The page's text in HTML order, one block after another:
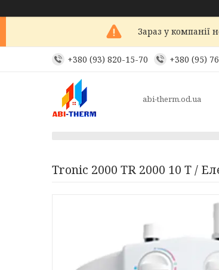
Зараз у компанії
+380 (93) 820-15-70 +380 (95)
abi-therm.od.ua
Tronic 2000 TR 2000 10 T /